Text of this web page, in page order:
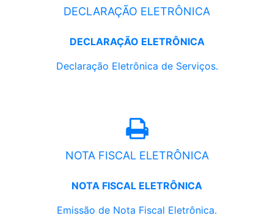
DECLARAÇÃO ELETRÔNICA
DECLARAÇÃO ELETRÔNICA
Declaração Eletrônica de Serviços.
NOTA FISCAL ELETRÔNICA
NOTA FISCAL ELETRÔNICA
Emissão de Nota Fiscal Eletrônica.